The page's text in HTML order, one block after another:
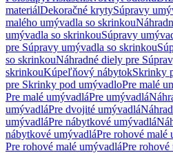
materiálDekoračné krytySúpravy
malého umývadla so skrinkou
umývadla so skrinkouSúpravy
pre Súpravy umývadla so skrinkou
so skrinkouNáhradné diely pre
skrinkouKúpeľňový nábytokSkrinky
pre Skrinky pod umývadloPre malé
Pre malé umývadláPre umývadlá
umývadláPre dvojité umývadlá
umývadláPre nábytkové umývadlá
nábytkové umývadláPre rohové malé
Pre rohové malé umývadláPre rohové